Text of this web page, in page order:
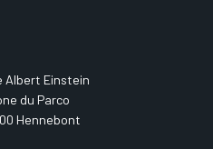
Albert Einstein
du Parco
Hennebont